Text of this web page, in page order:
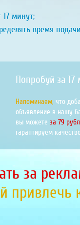
17 минут;
время
Попробуй за 17
Напоминаем, что
объявление в нашу
вы можете за 79
гарантируем
за